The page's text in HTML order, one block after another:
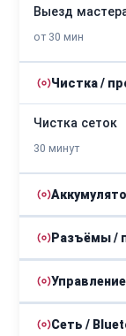
Выезд
от 30 мин
Чистка /
Чистка сеток
30 минут
Ремонт цепи
от 1 часа
Замена
от 30 минут
Разъёмы /
Ремонт
от 1 часа
Ремонт
Сеть /